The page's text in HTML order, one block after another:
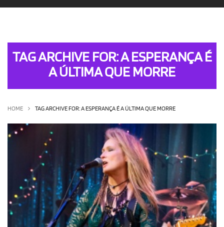
OLHA ISSO! EU QUERO!
TAG ARCHIVE FOR: A ESPERANÇA É
A ÚLTIMA QUE MORRE
HOME TAG ARCHIVE FOR: A ESPERANÇA É A ÚLTIMA QUE MORRE